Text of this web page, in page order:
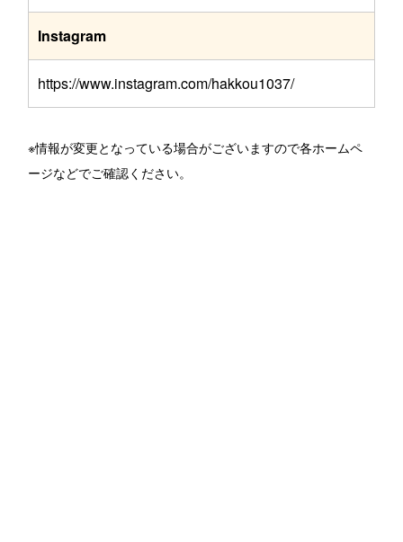
Instagram
https://www.instagram.com/hakkou1037/
※情報が変更となっている場合がございますので各ホームペ
ージなどでご確認ください。